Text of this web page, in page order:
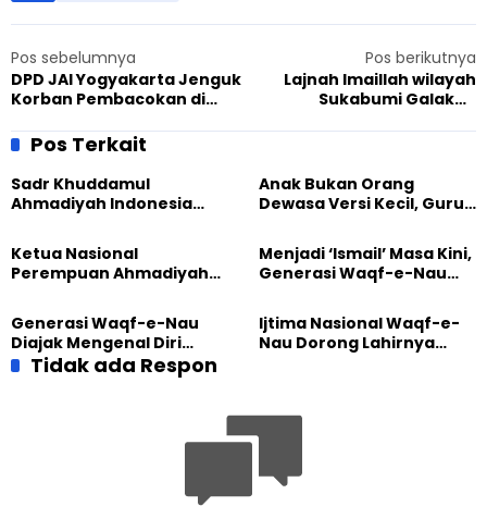
Pos sebelumnya
DPD JAI Yogyakarta Jenguk
Korban Pembacokan di
Pos berikutnya
Lajnah Imaillah wilayah
Sukabumi Galakan
Kebersihan
Pos Terkait
Sadr Khuddamul
Ahmadiyah Indonesia
Pendidikan bersama
UNUSIA
Anak Bukan Orang
Dewasa Versi Kecil, Guru
Pendidikan BERLIAN
Ketua Nasional
Perempuan Ahmadiyah
Besar Universitas
Terbuka
Menjadi ‘Ismail’ Masa Kini,
Generasi Waqf-e-Nau
Pengabdian
Generasi Waqf-e-Nau
Diajak Mengenal Diri
Sebelum Mengubah
Ijtima Nasional Waqf-e-
Nau Dorong Lahirnya
Tidak ada Respon